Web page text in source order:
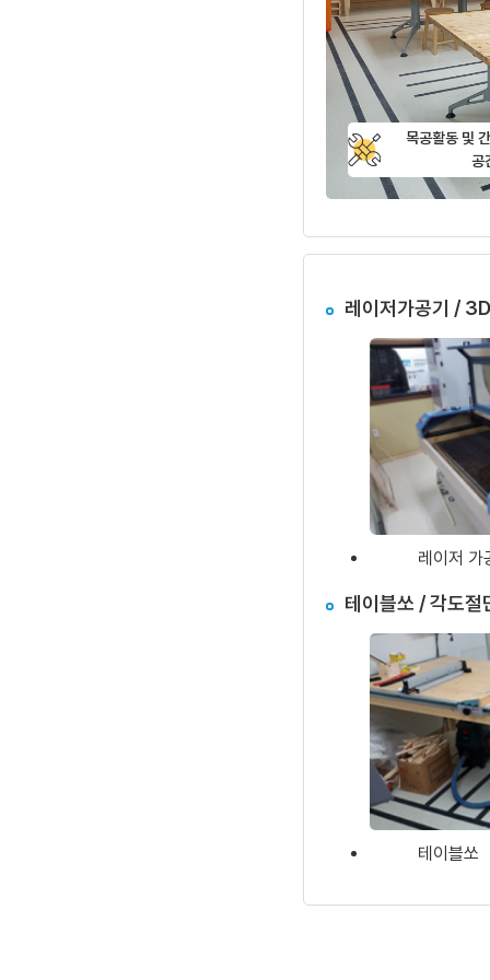
목공활동 및
공
레이저가공기 /
레이저 가
테이블쏘 / 각도
테이블쏘